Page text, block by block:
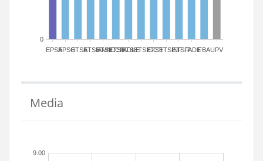
EPSAEPSGETSAETSIAMN
ETSICCP
ETSIADI
ETSIEETSIGCT
ETSIIETSINFETSITFADEFBAUPV
0
Media
9.00